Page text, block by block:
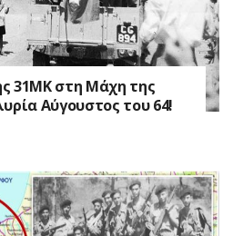
31ΜΚ στη Mάχη της
Αύγουστος του 64!